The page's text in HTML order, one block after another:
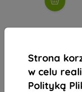
Strona
w celu
Polityką